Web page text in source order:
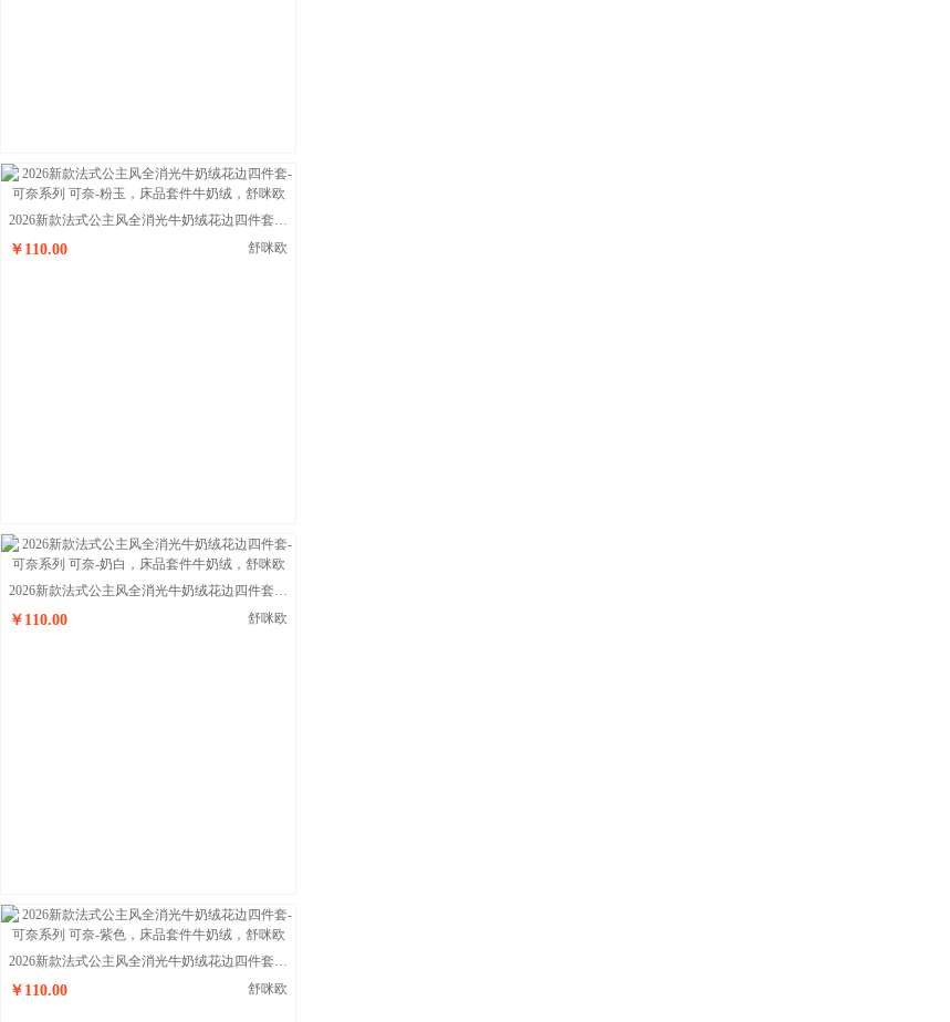
2026新款法式公主风全消光牛奶绒花边四件套-可奈系列 可奈-粉玉
￥110.00 舒咪欧
2026新款法式公主风全消光牛奶绒花边四件套-可奈系列 可奈-奶白
￥110.00 舒咪欧
2026新款法式公主风全消光牛奶绒花边四件套-可奈系列 可奈-紫色
￥110.00 舒咪欧